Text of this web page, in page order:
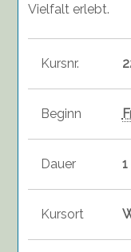
Vielfalt erlebt.
Kursnr.
Beginn
Dauer
Kursort